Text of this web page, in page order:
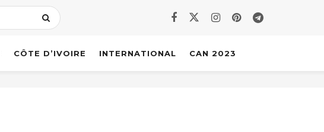
CÔTE D’IVOIRE INTERNATIONAL CAN 2023